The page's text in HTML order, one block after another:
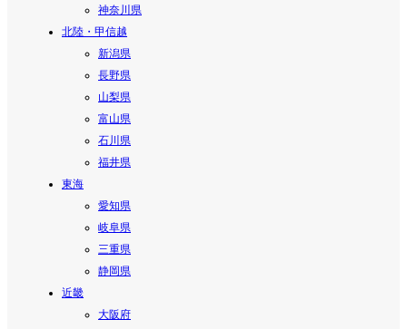
神奈川県
北陸・甲信越
新潟県
長野県
山梨県
富山県
石川県
福井県
東海
愛知県
岐阜県
三重県
静岡県
近畿
大阪府